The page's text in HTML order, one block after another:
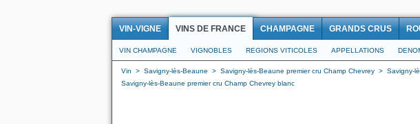
VIN-VIGNE VINS DE FRANCE CHAMPAGNE GRANDS CRUS
VIN CHAMPAGNE VIGNOBLES REGIONS VITICOLES APPELLATIONS
Vin > Savigny-lès-Beaune > Savigny-lès-Beaune premier cru Champ Chevrey > Savigny-
Savigny-lès-Beaune premier cru Champ Chevrey blanc